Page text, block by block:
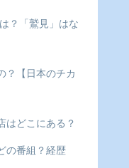
？「鷲見」はな
？【日本のチカ
はどこにある？
の番組？経歴